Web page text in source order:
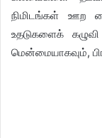
நிமிடங்கள் ஊற
உதடுகளைக்
மென்மையாகவும்,